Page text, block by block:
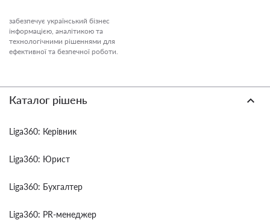
забезпечує український бізнес
інформацією, аналітикою та
технологічними рішеннями для
ефективної та безпечної роботи.
Каталог рішень
Liga360: Керівник
Liga360: Юрист
Liga360: Бухгалтер
Liga360: PR-менеджер